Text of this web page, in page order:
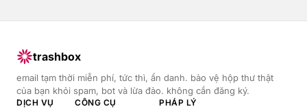
trashbox
email tạm thời miễn phí, tức thì, ẩn danh. bảo vệ hộp thư thật
của bạn khỏi spam, bot và lừa đảo. không cần đăng ký.
DỊCH VỤ CÔNG CỤ PHÁP LÝ